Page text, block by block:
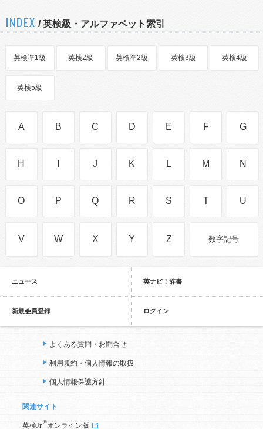
INDEX / 英検級・アルファベット索引
英検準1級 英検2級 英検準2級 英検3級 英検4級
英検5級
A B C D E F G
H J K L M N
O P Q R S T U
V W X Y Z 数字記号
ニュース 英ナビ！辞書
新規会員登録 ログイン
よくある質問・お問合せ
利用規約・個人情報の取扱
個人情報保護方針
関連サイト
英検Jr. ®オンライン版